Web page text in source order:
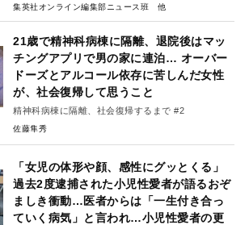
集英社オンライン編集部ニュース班
21歳で精神科病棟に隔離、退院後はマッ
チングアプリで男の家に連泊… オーバー
ドーズとアルコール依存に苦しんだ女性
が、社会復帰して思うこと
精神科病棟に隔離、社会復帰するまで #2
佐藤隼秀
「女児の体形や顔、感性にグッとくる」
過去2度逮捕された小児性愛者が語るおぞ
ましき衝動…医者からは「一生付き合っ
ていく病気」と言われ…小児性愛者の更